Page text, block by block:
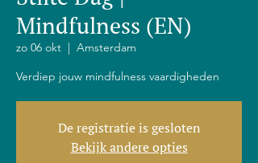
Mindfulness (EN)
zo 06 okt
  |
Amsterdam
Verdiep jouw mindfulness vaardigheden
De registratie is gesloten
Bekijk andere opties